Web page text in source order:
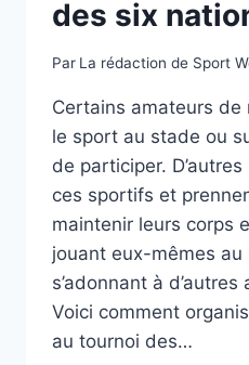
des six
Par La rédaction de Sport
Certains amateurs
le sport au stade ou
de participer.
ces sportifs et
maintenir leurs corps
jouant eux-mêmes au
s’adonnant à
Voici comment
au tournoi des…